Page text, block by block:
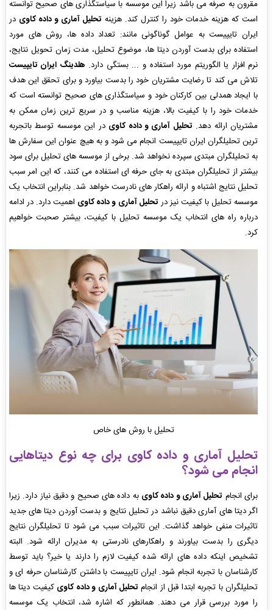
مقرون به صرفه می باشد زیرا این موسسه با سیاستگذاری های صحیح توانسته
است که هزینه خدمات خود را کنترل کند. هزینه تحلیل آماری و داده کاوی در
ایران تایپیست به عوامل گوناگونی مانند: تعداد داده ها، روش های مورد
استفاده برای بدست آوردن دیتا ها، موضوع تحلیل، مدت زمان تحویل نتایج،
نرم افزار یا الگوریتم مورد استفاده و ... بستگی دارد. هلدینگ ایران تایپیست
تلاش می کند تا رضایت مشتریان خود را بدست بیاورد و برای تحقق این هدف
با ایجاد همدلی بین کارکنان خود و سیاستگذاری های صحیح توانسته است که
خدمات خود را با کیفیت بالا، هزینه مناسب و در سریع ترین زمان ممکن به
مشتریان ارائه دهد. تحلیل آماری و داده کاوی در این موسسه توسط باتجربه
ترین تحلیلگران ایران تایپیست انجام می شود و به هیچ عنوان این سفارش ها
به تحلیلگران مبتدی سپرده نخواهد شد. برخی از موسسه های تحلیل برای سود
بیشتر از تحلیلگران مبتدی به جای حرفه ای استفاده می کنند، که این امر سبب
تحلیل نتایج اشتباه و ارائه راهکار های نادرست خواهد شد. بنابراین انتخاب یک
موسسه تحلیل با کیفیت نیز در تحلیل آماری و داده کاوی اهمیت دارد. در ادامه
درباره راه های انتخاب یک موسسه تحلیل با کیفیت، بیشتر صحبت خواهیم
کرد.
تحلیل با روش های خاص
تحلیل آماری و داده کاویبرای چه نوع دیتاهایی
انجام می شود؟
برای انجام تحلیل آماری و داده کاوی به داده های صحیح و دقیق نیاز دارد. زیرا
اگر دیتا های آماری دقیق نباشد در تحلیل نتایج و بدست آوردن دیتا های جدید
تاثیرات منفی خواهد گذاشت. این تاثیرات سبب می شود تا تحلیلگران نتایج
دیگری را بدست بیاورند و راهکارهای نادرستی به مدیران ارائه شود. البته
تشخیص اینکه داده های ارائه شده کیفیت لازم را دارند یا خیر؟ باید توسط
کارشناسان با تجربه انجام شود. ایران تایپیست با داشتن کارشناسان حرفه ای و
تحلیلگران با تجربه ابتدا قبل از انجام تحلیل آماری و داده کاوی کیفیت دیتا ها
را مورد بررسی قرار می دهند. همانطور که اشاره شد، انتخاب یک موسسه